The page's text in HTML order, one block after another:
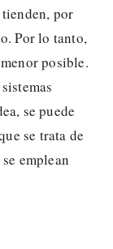
por
Por lo tanto,
posible.
se puede
se trata de
emplean